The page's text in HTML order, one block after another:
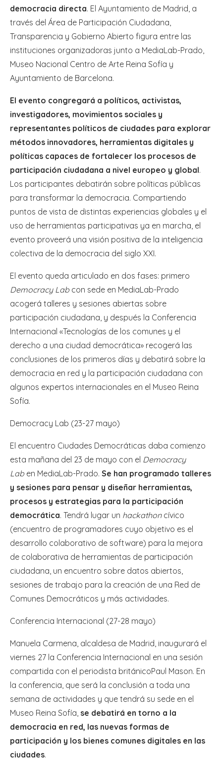
democracia directa. El Ayuntamiento de Madrid, a
través del Área de Participación Ciudadana,
Transparencia y Gobierno Abierto figura entre las
instituciones organizadoras junto a MediaLab-Prado,
Museo Nacional Centro de Arte Reina Sofía y
Ayuntamiento de Barcelona.
El evento congregará a políticos, activistas,
investigadores, movimientos sociales y
representantes políticos de ciudades para explorar
métodos innovadores, herramientas digitales y
políticas capaces de fortalecer los procesos de
participación ciudadana a nivel europeo y global.
Los participantes debatirán sobre políticas públicas
para transformar la democracia. Compartiendo
puntos de vista de distintas experiencias globales y el
uso de herramientas participativas ya en marcha, el
evento proveerá una visión positiva de la inteligencia
colectiva de la democracia del siglo XXI.
El evento queda articulado en dos fases: primero
Democracy Lab con sede en MediaLab-Prado
acogerá talleres y sesiones abiertas sobre
participación ciudadana, y después la Conferencia
Internacional «Tecnologías de los comunes y el
derecho a una ciudad democrática» recogerá las
conclusiones de los primeros días y debatirá sobre la
democracia en red y la participación ciudadana con
algunos expertos internacionales en el Museo Reina
Sofía.
Democracy Lab (23-27 mayo)
El encuentro Ciudades Democráticas daba comienzo
esta mañana del 23 de mayo con el Democracy
Lab en MediaLab-Prado. Se han programado talleres
y sesiones para pensar y diseñar herramientas,
procesos y estrategias para la participación
democrática. Tendrá lugar un hackathoncívico
(encuentro de programadores cuyo objetivo es el
desarrollo colaborativo de software) para la mejora
de colaborativa de herramientas de participación
ciudadana, un encuentro sobre datos abiertos,
sesiones de trabajo para la creación de una Red de
Comunes Democráticos y más actividades.
Conferencia Internacional (27-28 mayo)
Manuela Carmena, alcaldesa de Madrid, inaugurará el
viernes 27 la Conferencia Internacional en una sesión
compartida con el periodista británicoPaul Mason. En
la conferencia, que será la conclusión a toda una
semana de actividades y que tendrá su sede en el
Museo Reina Sofía, se debatirá en torno a la
democracia en red, las nuevas formas de
participación y los bienes comunes digitales en las
ciudades.